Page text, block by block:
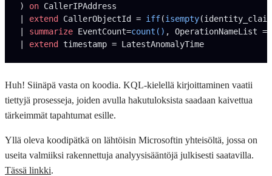
) on CallerIPAddress
| extend CallerObjectId = iff(isempty
| summarize EventCount=count() , OperationNameList =
| extend timestamp = LatestAnomalyTime
Huh! Siinäpä vasta on koodia. KQL-kielellä kirjoittaminen vaatii
tiettyjä prosesseja, joiden avulla hakutuloksista saadaan kaivettua
tärkeimmät tapahtumat esille.
Yllä oleva koodipätkä on lähtöisin Microsoftin yhteisöltä, jossa on
useita valmiiksi rakennettuja analyysisääntöjä julkisesti saatavilla.
Tässä linkki.